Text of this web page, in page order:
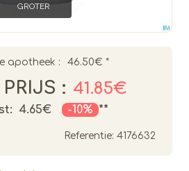
GROTER
apotheek : 46.50€ *
: 41.85€
4.65€ -10% **
Referentie: 4176632